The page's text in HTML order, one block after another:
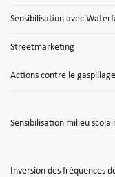
Sensibilisation avec
Streetmarketing
Actions contre le
Sensibilisation milieu
Inversion des fréquences